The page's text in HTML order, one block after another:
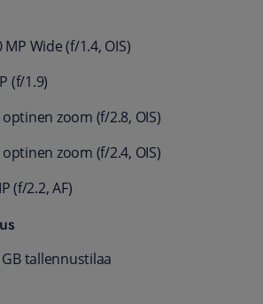
Wide (f/1.4, OIS)
(f/1.9)
optinen zoom (f/2.8, OIS)
optinen zoom (f/2.4, OIS)
(f/2.2, AF)
GB tallennustilaa